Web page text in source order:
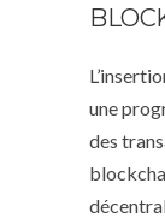
une
des